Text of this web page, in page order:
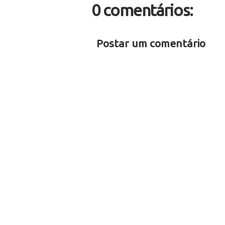
0 comentários:
Postar um comentário